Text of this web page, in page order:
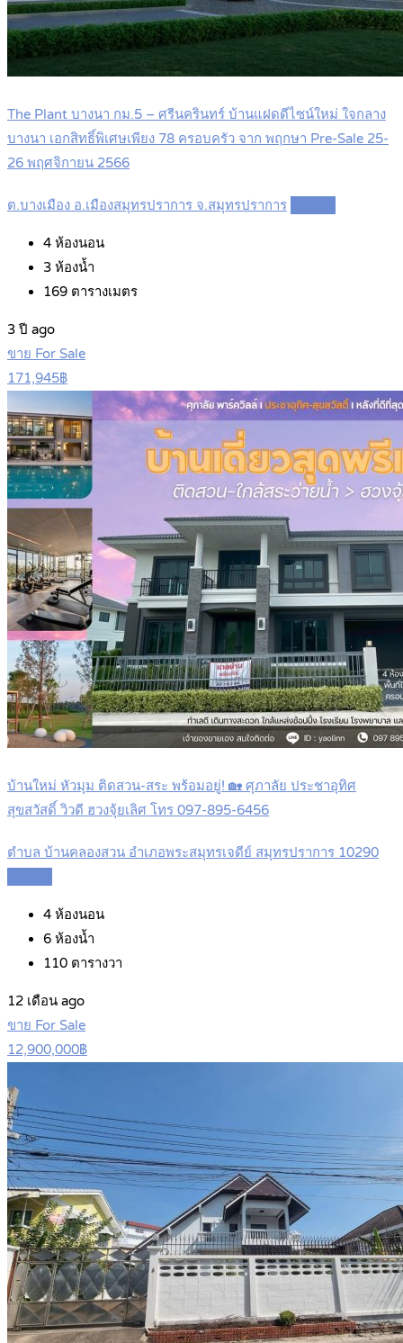
The Plant บางนา กม.5 – ศรีนครินทร์ บ้านแฝดดีไซน์ใหม่ ใจกลาง
บางนา เอกสิทธิ์พิเศษเพียง 78 ครอบครัว จาก พฤกษา Pre-Sale 25-
26 พฤศจิกายน 2566
ต.บางเมือง อ.เมืองสมุทรปราการ จ.สมุทรปราการ
4 ห้องนอน
3 ห้องน้ำ
169 ตารางเมตร
3 ปี ago
ขาย For Sale
171,945฿
บ้านใหม่ หัวมุม ติดสวน-สระ พร้อมอยู่! 🏡 ศุภาลัย ประชาอุทิศ
สุขสวัสดิ์ วิวดี ฮวงจุ้ยเลิศ โทร 097-895-6456
ตำบล บ้านคลองสวน อำเภอพระสมุทรเจดีย์ สมุทรปราการ 10290
4 ห้องนอน
6 ห้องน้ำ
110 ตารางวา
12 เดือน ago
ขาย For Sale
12,900,000฿